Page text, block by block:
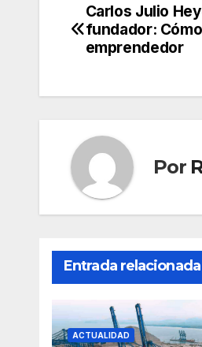
de
Carlos Julio
fundador:
emprendedor
Por
Entrada relacionada
ACTUALIDAD